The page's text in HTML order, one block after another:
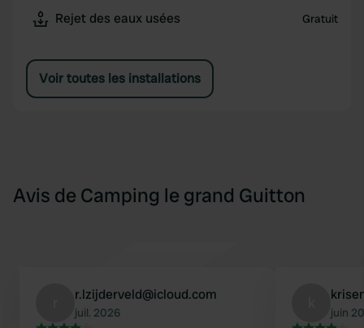
Rejet des eaux usées Gratuit
Voir toutes les installations
Avis de Camping le grand Guitton
r.lzijderveld@icloud.com
juil. 2026 juin